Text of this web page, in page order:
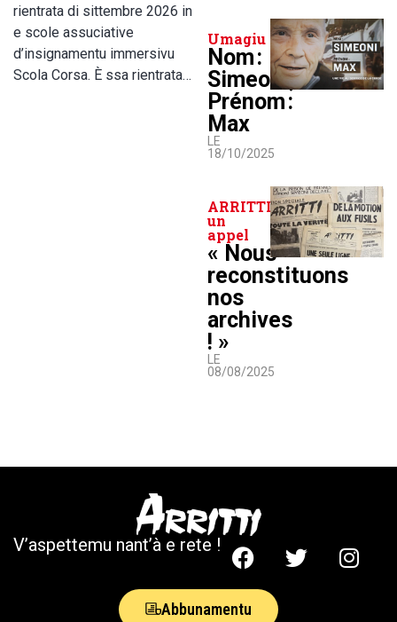
rientrata di sittembre 2026 in
e scole assuciative
d’insignamentu immersivu
Scola Corsa. È ssa rientrata…
Umagiu
Nom :
Simeoni,
Prénom :
Max
LE
18/10/2025
ARRITTI lance
un
appel
« Nous
reconstituons
nos
archives
! »
LE
08/08/2025
V’aspettemu nant’à e rete !
Abbunamentu